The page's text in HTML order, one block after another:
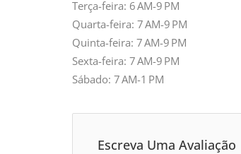
Terça-feira: 6 AM-9 PM
Quarta-feira: 7 AM-9 PM
Quinta-feira: 7 AM-9 PM
Sexta-feira: 7 AM-9 PM
Sábado: 7 AM-1 PM
Escreva Uma Avaliação